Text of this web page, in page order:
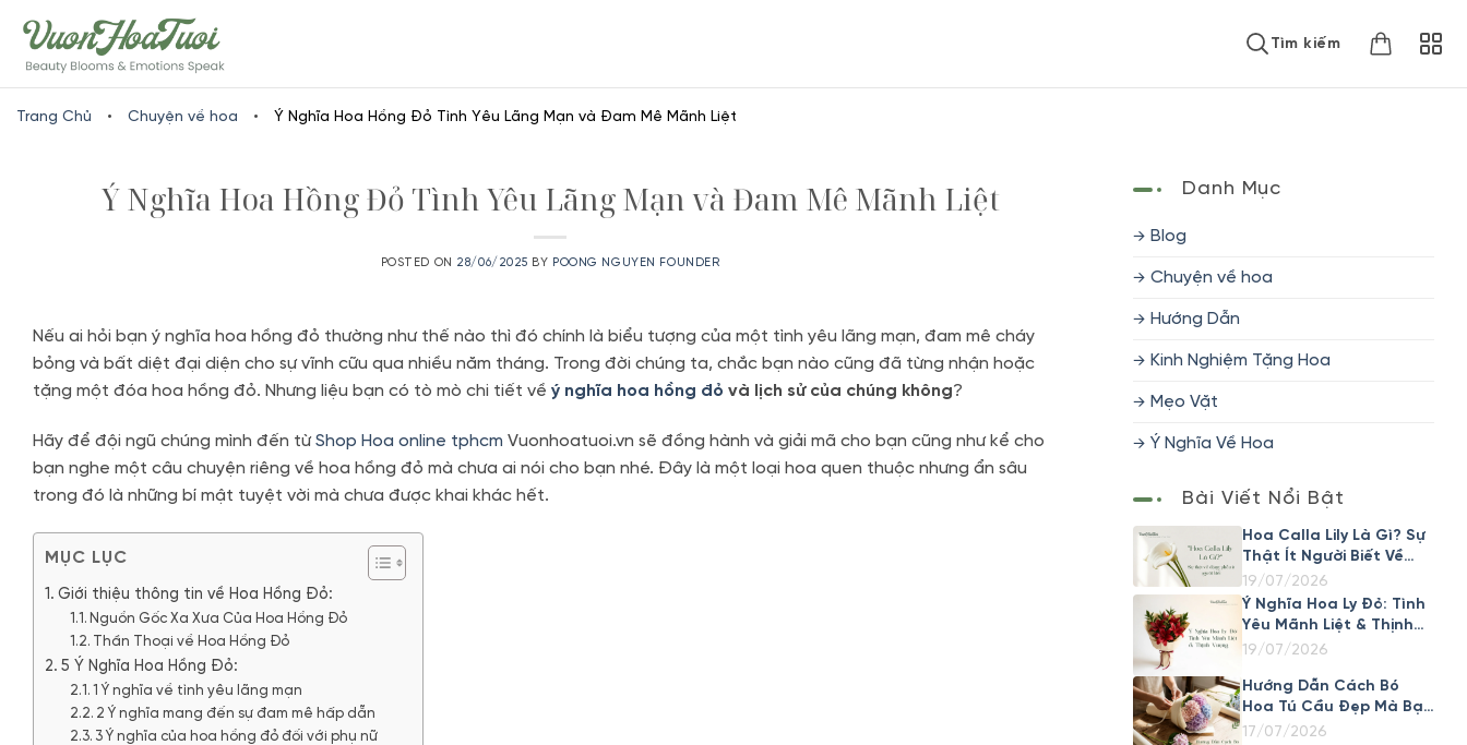
to
content
Tìm kiếm
Trang Chủ • Chuyện về hoa • Ý Nghĩa Hoa Hồng Đỏ Tình Yêu Lãng Mạn và Đam Mê Mãnh Liệt
Ý Nghĩa Hoa Hồng Đỏ Tình Yêu Lãng Mạn và Đam Mê Mãnh Liệt
POSTED ON 28/06/2025 BY POONG NGUYEN FOUNDER
Nếu ai hỏi bạn ý nghĩa hoa hồng đỏ thường như thế nào thì đó chính là biểu tượng của một tình yêu lãng mạn, đam mê cháy
bỏng và bất diệt đại diện cho sự vĩnh cữu qua nhiều năm tháng. Trong đời chúng ta, chắc bạn nào cũng đã từng nhận hoặc
tặng một đóa hoa hồng đỏ. Nhưng liệu bạn có tò mò chi tiết về ý nghĩa hoa hồng đỏ và lịch sử của chúng không?
Hãy để đội ngũ chúng mình đến từShop Hoa online tphcm Vuonhoatuoi.vn sẽ đồng hành và giải mã cho bạn cũng như kể cho
bạn nghe một câu chuyện riêng về hoa hồng đỏ mà chưa ai nói cho bạn nhé. Đây là một loại hoa quen thuộc nhưng ẩn sâu
trong đó là những bí mật tuyệt vời mà chưa được khai khác hết.
MỤC LỤC
Giới thiệu thông tin về Hoa Hồng Đỏ:
Nguồn Gốc Xa Xưa Của Hoa Hồng Đỏ
Thần Thoại về Hoa Hồng Đỏ
5 Ý Nghĩa Hoa Hồng Đỏ:
1 Ý nghĩa về tình yêu lãng mạn
2 Ý nghĩa mang đến sự đam mê hấp dẫn
3 Ý nghĩa của hoa hồng đỏ đối với phụ nữ
Danh Mục
Blog
Chuyện về hoa
Hướng Dẫn
Kinh Nghiệm Tặng Hoa
Mẹo Vặt
Ý Nghĩa Về Hoa
Bài Viết Nổi Bật
Hoa Calla Lily Là Gì? Sự
Thật Ít Người Biết Về
Loài Hoa Đẹp Này
19/07/2026
Ý Nghĩa Hoa Ly Đỏ: Tình
Yêu Mãnh Liệt & Thịnh
Vượng
19/07/2026
Hướng Dẫn Cách Bó
Hoa Tú Cầu Đẹp Mà Bạn
Cần Khám Phá
17/07/2026